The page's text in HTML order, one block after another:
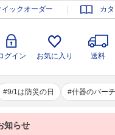
イックオーダー カ
グイン お気に入り 送料
9/1は防災の日 什器のバー
ログイン お気に入り 送料
知らせ